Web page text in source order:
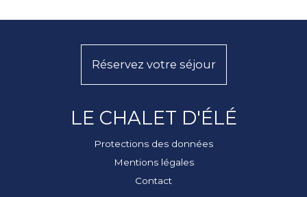
Réservez votre séjour
LE CHALET D'ÉLÉ
Protections des données
Mentions légales
Contact